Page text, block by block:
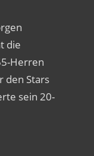
die
Herren
den Stars
sein 20-